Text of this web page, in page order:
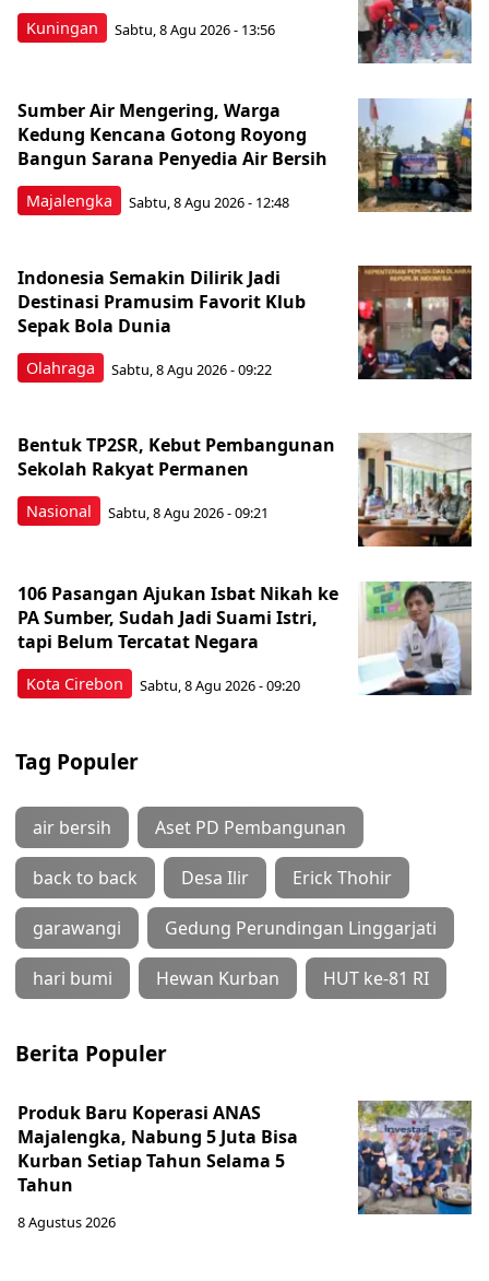
Kuningan Sabtu, 8 Agu 2026 - 13:56
Majalengka
Sumber Air Mengering, Warga
Kedung Kencana Gotong Royong
Bangun Sarana Penyedia Air Bersih
Sabtu, 8 Agu 2026 - 12:48
Olahraga
Indonesia Semakin Dilirik Jadi
Destinasi Pramusim Favorit Klub
Sepak Bola Dunia
Sabtu, 8 Agu 2026 - 09:22
Nasional
Bentuk TP2SR, Kebut Pembangunan
Sekolah Rakyat Permanen
Sabtu, 8 Agu 2026 - 09:21
Kota Cirebon
106 Pasangan Ajukan Isbat Nikah ke
PA Sumber, Sudah Jadi Suami Istri,
tapi Belum Tercatat Negara
Sabtu, 8 Agu 2026 - 09:20
Tag Populer
air bersih Aset PD Pembangunan
back to back Desa Ilir Erick Thohir
garawangi Gedung Perundingan Linggarjati
hari bumi Hewan Kurban HUT ke-81 RI
Berita Populer
Produk Baru Koperasi ANAS
Majalengka, Nabung 5 Juta Bisa
Kurban Setiap Tahun Selama 5
Tahun
8 Agustus 2026